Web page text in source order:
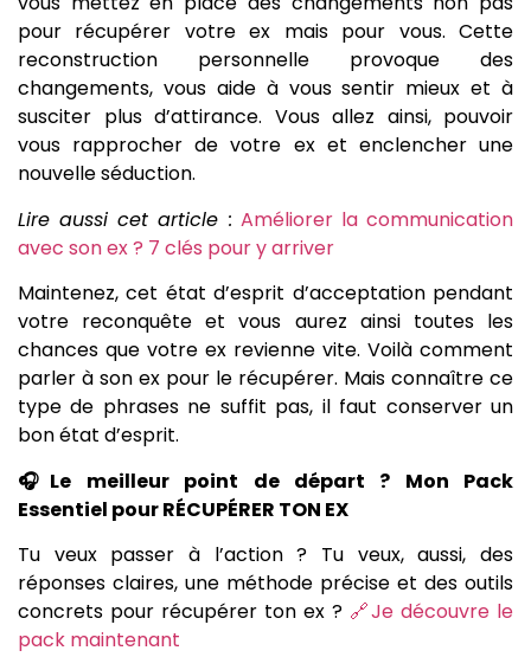
pour récupérer votre ex mais pour vous. Cette
reconstruction personnelle provoque des
changements, vous aide à vous sentir mieux et à
susciter plus d’attirance. Vous allez ainsi, pouvoir
vous rapprocher de votre ex et enclencher une
nouvelle séduction.
Lire aussi cet article : Améliorer la communication
avec son ex ? 7 clés pour y arriver
Maintenez, cet état d’esprit d’acceptation pendant
votre reconquête et vous aurez ainsi toutes les
chances que votre ex revienne vite. Voilà comment
parler à son ex pour le récupérer. Mais connaître ce
type de phrases ne suffit pas, il faut conserver un
bon état d’esprit.
🎧Le meilleur point de départ ? Mon Pack
Essentiel pour RÉCUPÉRER TON EX
Tu veux passer à l’action ? Tu veux, aussi, des
réponses claires, une méthode précise et des outils
concrets pour récupérer ton ex ? 🔗Je découvre le
pack maintenant